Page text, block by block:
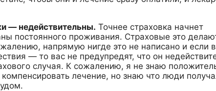
— недействительны. Точнее страховка начнет
постоянного проживания. Страховые это
напрямую нигде это не написано и если
— то вас не предупредят, что он
случая. К сожалению, я не знаю
лечение, но знаю что люди